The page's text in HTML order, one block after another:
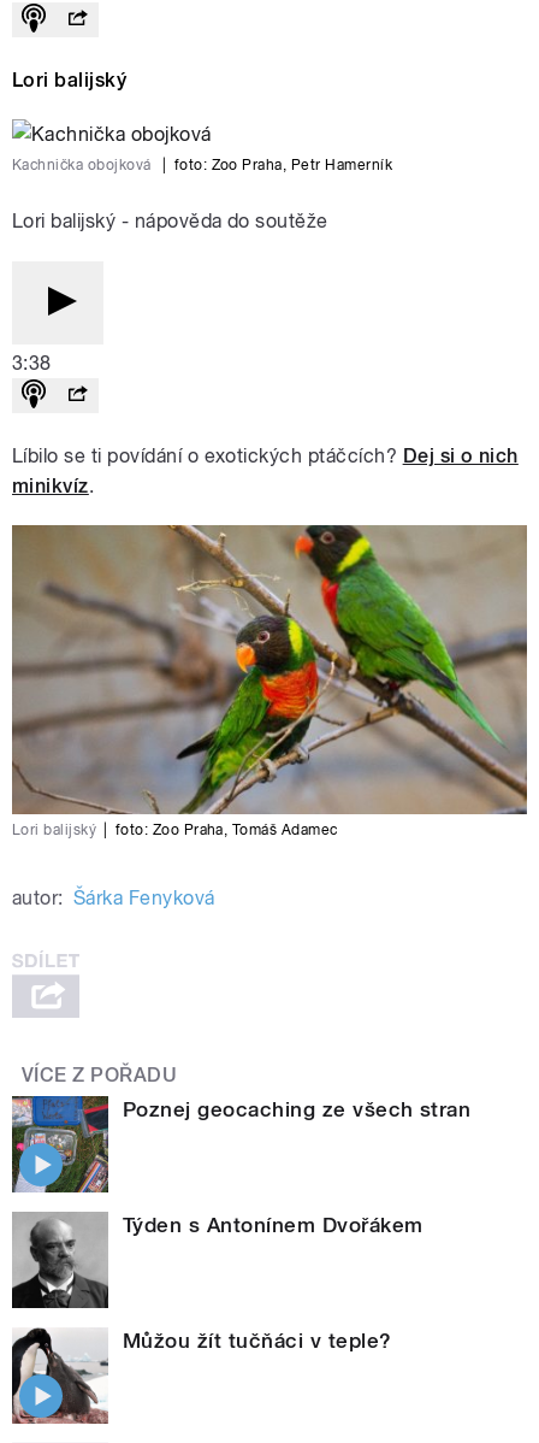
Lori balijský
Kachnička obojková foto: Zoo Praha, Petr Hamerník
Lori balijský - nápověda do soutěže
3:38
Líbilo se ti povídání o exotických ptáčcích? Dej si o nich
minikvíz.
Lori balijský foto: Zoo Praha, Tomáš Adamec
autor: Šárka Fenyková
VÍCE Z POŘADU
Poznej geocaching ze všech stran
Týden s Antonínem Dvořákem
Můžou žít tučňáci v teple?